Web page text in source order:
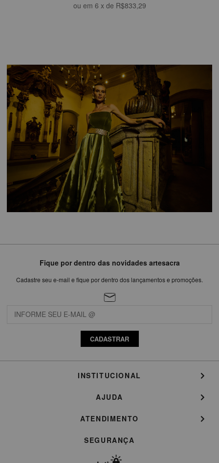
ou em 6 x de R$833,29
Fique por dentro das novidades artesacra
Cadastre seu e-mail e fique por dentro dos lançamentos e promoções.
CADASTRAR
INSTITUCIONAL
AJUDA
ATENDIMENTO
SEGURANÇA